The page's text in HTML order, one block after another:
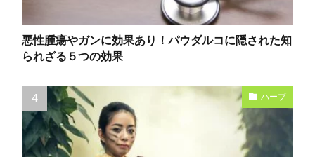
悪性腫瘍やガンに効果あり！パウダルコに隠された知
られざる５つの効果
ハーブ